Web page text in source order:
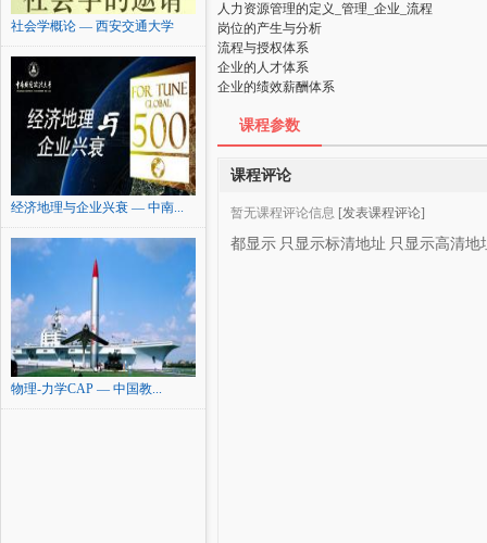
社会学概论 — 西安交通大学
经济地理与企业兴衰 — 中南...
物理-力学CAP — 中国教...
人力资源管理的定义_管理_企业_流程
岗位的产生与分析
流程与授权体系
企业的人才体系
企业的绩效薪酬体系
课程参数
课程评论
暂无课程评论信息 [发表课程评论]
都显示 只显示标清地址 只显示高清地